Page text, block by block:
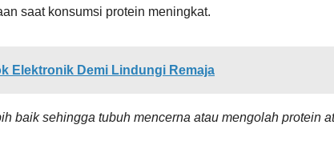
saat konsumsi protein meningkat.
Elektronik Demi Lindungi Remaja
baik sehingga tubuh mencerna atau mengolah protein